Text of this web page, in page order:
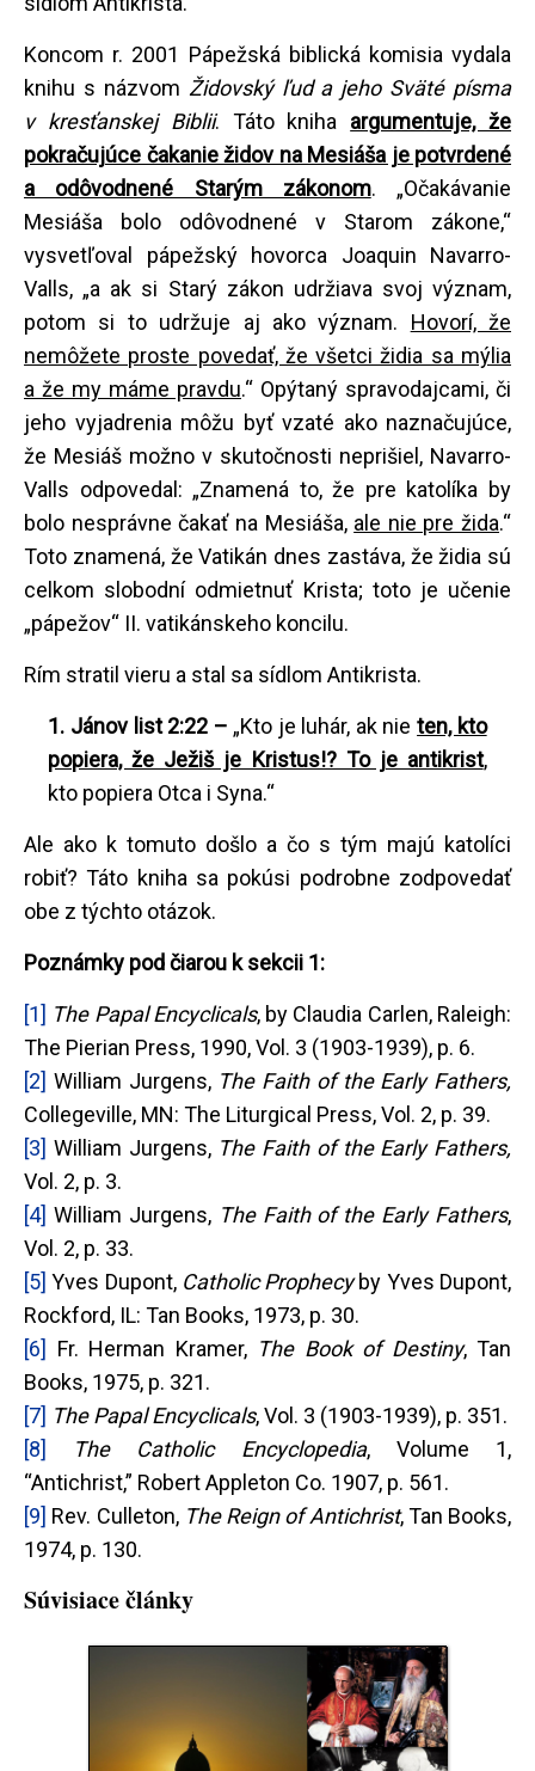
Koncom r. 2001 Pápežská biblická komisia vydala
knihu s názvom Židovský ľud a jeho Sväté písma
v kresťanskej Biblii. Táto kniha argumentuje, že
pokračujúce čakanie židov na Mesiáša je potvrdené
a odôvodnené Starým zákonom. „Očakávanie
Mesiáša bolo odôvodnené v Starom zákone,“
vysvetľoval pápežský hovorca Joaquin Navarro-
Valls, „a ak si Starý zákon udržiava svoj význam,
potom si to udržuje aj ako význam. Hovorí, že
nemôžete proste povedať, že všetci židia sa mýlia
a že my máme pravdu.“ Opýtaný spravodajcami, či
jeho vyjadrenia môžu byť vzaté ako naznačujúce,
že Mesiáš možno v skutočnosti neprišiel, Navarro-
Valls odpovedal: „Znamená to, že pre katolíka by
bolo nesprávne čakať na Mesiáša, ale nie pre žida.“
Toto znamená, že Vatikán dnes zastáva, že židia sú
celkom slobodní odmietnuť Krista; toto je učenie
„pápežov“ II. vatikánskeho koncilu.
Rím stratil vieru a stal sa sídlom Antikrista.
1. Jánov list 2:22 – „Kto je luhár, ak nieten, kto
popiera, že Ježiš je Kristus!? To je antikrist,
kto popiera Otca i Syna.“
Ale ako k tomuto došlo a čo s tým majú katolíci
robiť? Táto kniha sa pokúsi podrobne zodpovedať
obe z týchto otázok.
Poznámky pod čiarou k sekcii 1:
[1] The Papal Encyclicals, by Claudia Carlen, Raleigh:
The Pierian Press, 1990, Vol. 3 (1903-1939), p. 6.
[2] William Jurgens, The Faith of the Early Fathers,
Collegeville, MN: The Liturgical Press, Vol. 2, p. 39.
[3] William Jurgens, The Faith of the Early Fathers,
Vol. 2, p. 3.
[4] William Jurgens, The Faith of the Early Fathers,
Vol. 2, p. 33.
[5] Yves Dupont, Catholic Prophecyby Yves Dupont,
Rockford, IL: Tan Books, 1973, p. 30.
[6]
Fr. Herman Kramer, The Book of Destiny, Tan
Books, 1975, p. 321.
[7] The Papal Encyclicals, Vol. 3 (1903-1939), p. 351.
[8]
The Catholic Encyclopedia, Volume 1,
“Antichrist,” Robert Appleton Co. 1907, p. 561.
[9] Rev. Culleton, The Reign of Antichrist, Tan Books,
1974, p. 130.
Súvisiace články